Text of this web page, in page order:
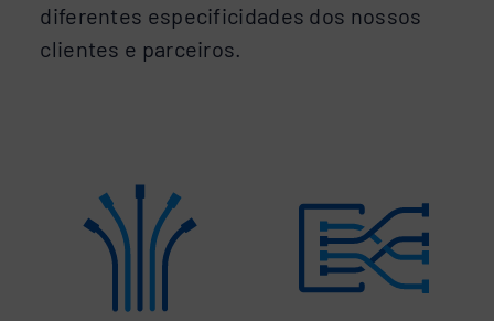
diferentes especificidades dos nossos
clientes e parceiros.